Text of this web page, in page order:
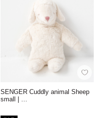
SENGER Cuddly animal Sheep
small | …